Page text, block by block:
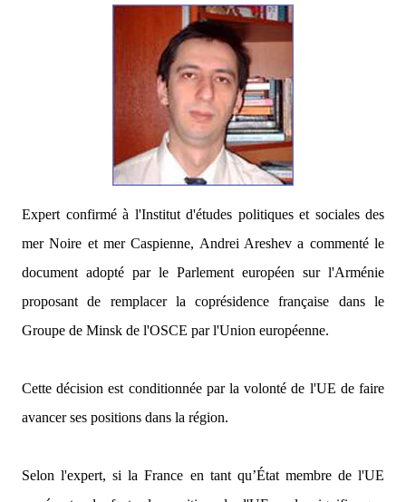
Expert confirmé à l'Institut d'études politiques et sociales des
mer Noire et mer Caspienne, Andrei Areshev a commenté le
document adopté par le Parlement européen sur l'Arménie
proposant de remplacer la coprésidence française dans le
Groupe de Minsk de l'OSCE par l'Union européenne.
Cette décision est conditionnée par la volonté de l'UE de faire
avancer ses positions dans la région.
Selon l'expert, si la France en tant qu’État membre de l'UE